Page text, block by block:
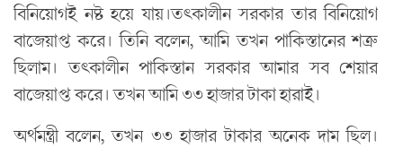
বিনিয়োগই নষ্ট হয়ে যায়।তৎকালীন সরকার তার বিনিয়োগ
বাজেয়াপ্ত করে। তিনি বলেন, আমি তখন পাকিস্তানের শত্রু
ছিলাম। তৎকালীন পাকিস্তান সরকার আমার সব শেয়ার
বাজেয়াপ্ত করে। তখন আমি ৩৩ হাজার টাকা হারাই।
অর্থমন্ত্রী বলেন, তখন ৩৩ হাজার টাকার অনেক দাম ছিল।